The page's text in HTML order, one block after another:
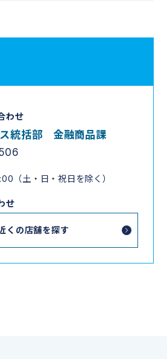
わせ
ス統括部 金融商品課
（土・日・祝日を除く）
せ
くの店舗を探す